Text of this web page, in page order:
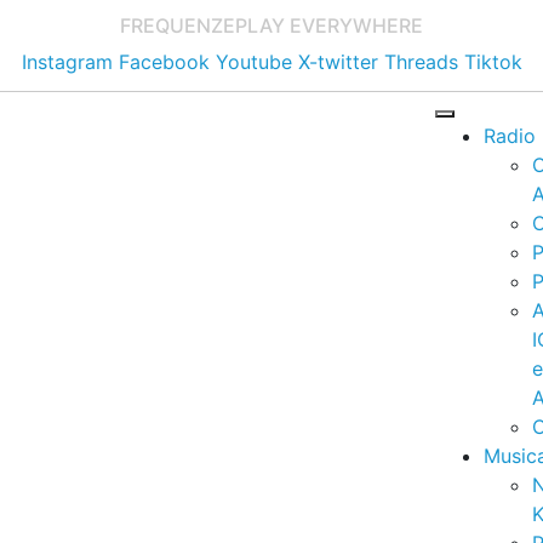
FREQUENZEPLAY EVERYWHERE
Instagram Facebook Youtube X-twitter Threads Tiktok
Radio
e